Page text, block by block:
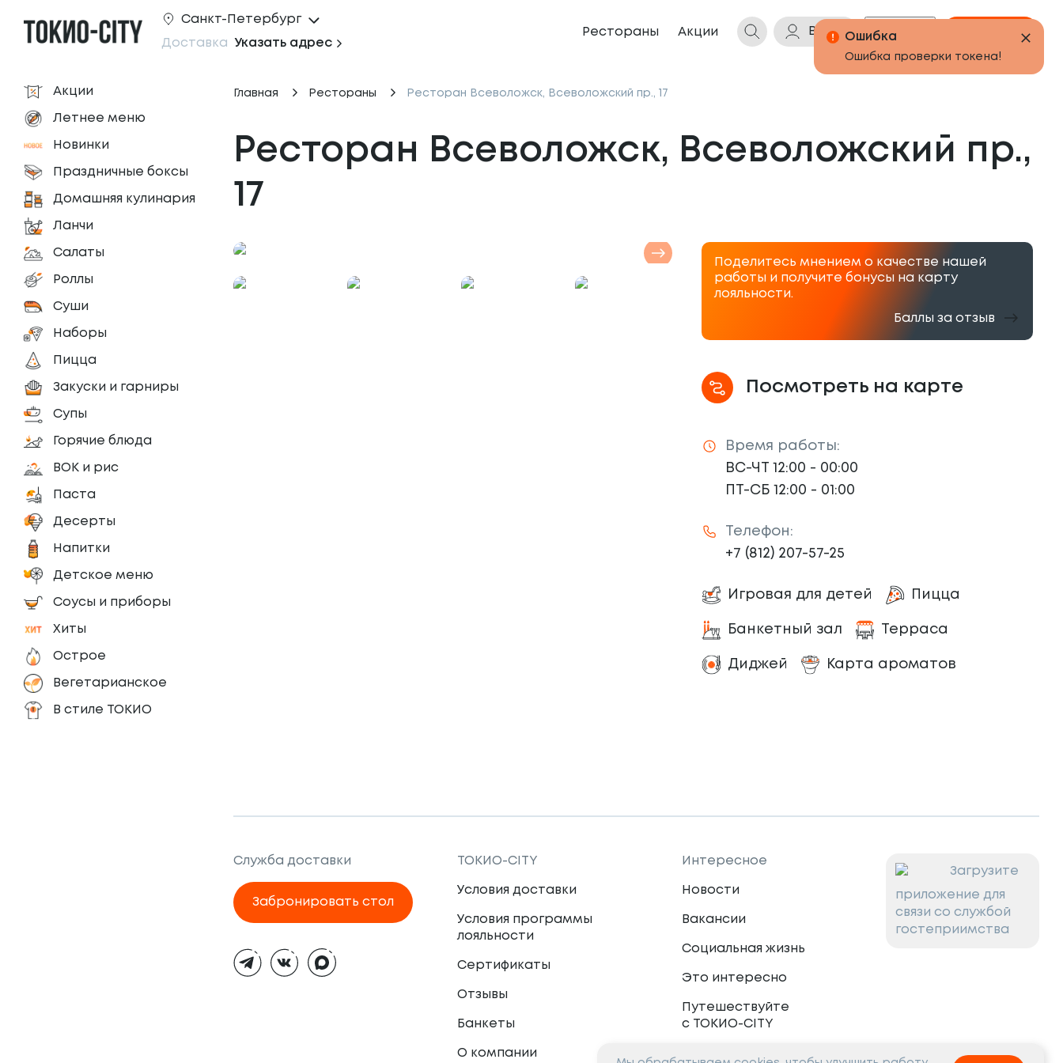
Санкт-Петербург
Доставка Указать адрес
Рестораны Акции Войти Бонусы Корзина
Акции
Летнее меню
Новинки
Праздничные боксы
Домашняя кулинария
Ланчи
Салаты
Роллы
Суши
Наборы
Пицца
Закуски и гарниры
Супы
Горячие блюда
ВОК и рис
Паста
Десерты
Напитки
Детское меню
Соусы и приборы
Хиты
Острое
Вегетарианское
В стиле ТОКИО
Главная Рестораны Ресторан Всеволожск, Всеволожский пр., 17
Ресторан Всеволожск, Всеволожский пр.,
17
Поделитесь мнением о качестве нашей
работы и получите бонусы на карту
лояльности.
Баллы за отзыв
Посмотреть на карте
Время работы:
ВС-ЧТ 12:00 - 00:00
ПТ-СБ 12:00 - 01:00
Телефон:
+7 (812) 207-57-25
Игровая для детей Пицца
Банкетный зал Терраса
Диджей Карта ароматов
Служба доставки
Забронировать стол
ТОКИО-CITY
Условия доставки
Условия программы
лояльности
Сертификаты
Отзывы
Банкеты
О компании
Интересное
Новости
Вакансии
Социальная жизнь
Это интересно
Путешествуйте
с ТОКИО-CITY
Загрузите
приложение для
связи со службой
гостеприимства